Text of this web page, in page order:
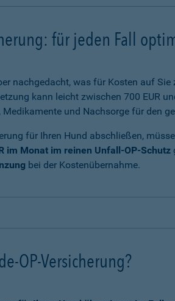
für jeden Fall
nachgedacht, was für Kosten auf
kann leicht zwischen 700 EUR
Medikamente und Nachsorge für den
für Ihren Hund abschließen,
im Monat im reinen Unfall-OP-Schutz
bei der Kostenübernahme.
OP-Versicherung?